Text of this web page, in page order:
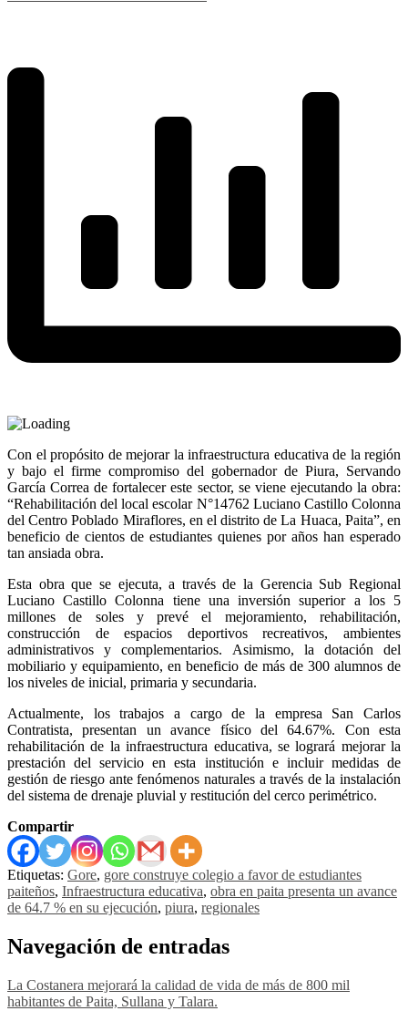
Con el propósito de mejorar la infraestructura educativa de la región
y bajo el firme compromiso del gobernador de Piura, Servando
García Correa de fortalecer este sector, se viene ejecutando la obra:
“Rehabilitación del local escolar N°14762 Luciano Castillo Colonna
del Centro Poblado Miraflores, en el distrito de La Huaca, Paita”, en
beneficio de cientos de estudiantes quienes por años han esperado
tan ansiada obra.
Esta obra que se ejecuta, a través de la Gerencia Sub Regional
Luciano Castillo Colonna tiene una inversión superior a los 5
millones de soles y prevé el mejoramiento, rehabilitación,
construcción de espacios deportivos recreativos, ambientes
administrativos y complementarios. Asimismo, la dotación del
mobiliario y equipamiento, en beneficio de más de 300 alumnos de
los niveles de inicial, primaria y secundaria.
Actualmente, los trabajos a cargo de la empresa San Carlos
Contratista, presentan un avance físico del 64.67%. Con esta
rehabilitación de la infraestructura educativa, se logrará mejorar la
prestación del servicio en esta institución e incluir medidas de
gestión de riesgo ante fenómenos naturales a través de la instalación
del sistema de drenaje pluvial y restitución del cerco perimétrico.
Compartir
Etiquetas: Gore, gore construye colegio a favor de estudiantes
paiteños, Infraestructura educativa, obra en paita presenta un avance
de 64.7 % en su ejecución, piura, regionales
Navegación de entradas
La Costanera mejorará la calidad de vida de más de 800 mil
habitantes de Paita, Sullana y Talara.